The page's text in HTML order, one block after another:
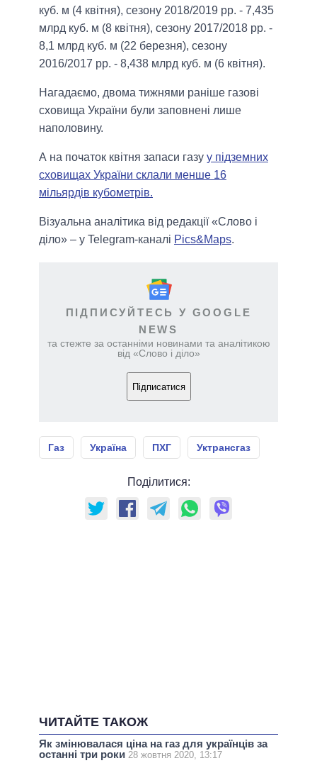
куб. м (4 квітня), сезону 2018/2019 рр. - 7,435
млрд куб. м (8 квітня), сезону 2017/2018 рр. -
8,1 млрд куб. м (22 березня), сезону
2016/2017 рр. - 8,438 млрд куб. м (6 квітня).
Нагадаємо, двома тижнями раніше газові
сховища України були заповнені лише
наполовину.
А на початок квітня запаси газу у підземних
сховищах України склали менше 16
мільярдів кубометрів.
Візуальна аналітика від редакції «Слово і
діло» – у Telegram-каналі Pics&Maps.
ПІДПИСУЙТЕСЬ У GOOGLE
NEWS
та стежте за останніми новинами та аналітикою
від «Слово і діло»
Підписатися
Газ Україна ПХГ Уктрансгаз
Поділитися:
ЧИТАЙТЕ ТАКОЖ
Як змінювалася ціна на газ для українців за
останні три роки 28 жовтня 2020, 13:17